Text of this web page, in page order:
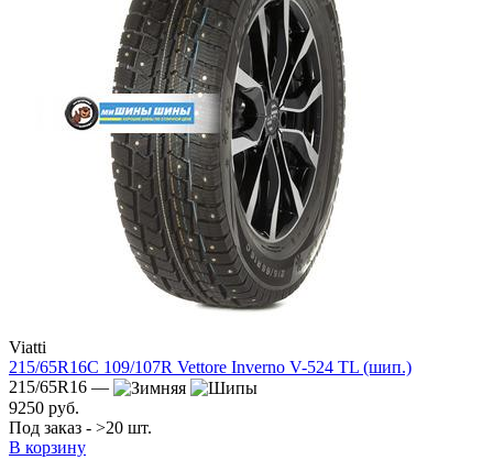
Viatti
215/65R16C 109/107R Vettore Inverno V-524 TL (шип.)
215/65R16 —
9250 руб.
Под заказ - >20 шт.
В корзину